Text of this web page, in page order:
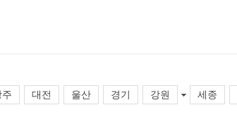
주 대전 울산 경기 강원 세종